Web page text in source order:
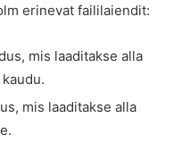
erinevat faililaiendit:
mis laaditakse alla
mis laaditakse alla